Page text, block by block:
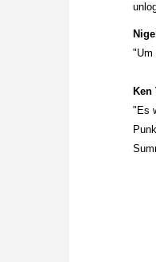
"Um
Ken
"Es